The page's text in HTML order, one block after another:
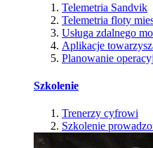
Telemetria Sandvik
Telemetria floty
Usługa zdalnego
Aplikacje
Planowanie
Szkolenie
Trenerzy cyfrowi
Szkolenie